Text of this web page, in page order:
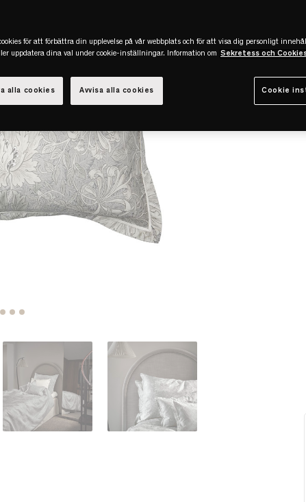
för att förbättra din upplevelse på vår webbplats och för att visa dig personligt
uppdatera dina val under cookie-inställningar. Information om Sekretess och
Cookie
Avvisa alla cookies
alla cookies